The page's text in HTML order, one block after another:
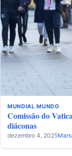
MUNDIAL MUNDO
Comissão do
diáconas
dezembro 4, 2025